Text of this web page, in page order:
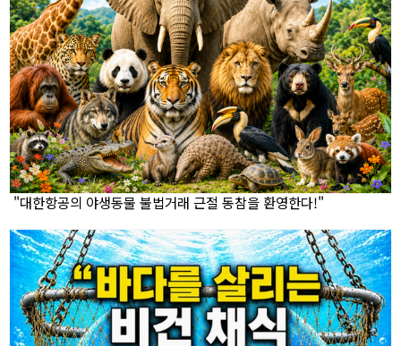
"대한항공의 야생동물 불법거래 근절 동참을 환영한다!"